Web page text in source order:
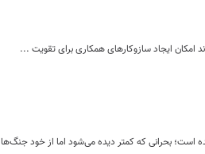
ایجاد سازوکارهای همکاری برای تقویت ...
است؛ بحرانی که کمتر دیده می‌شود اما از خود جنگ‌ها